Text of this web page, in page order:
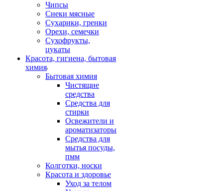
Чипсы
Снеки мясные
Сухарики, гренки
Орехи, семечки
Сухофрукты,
цукаты
Красота, гигиена, бытовая
химия
Бытовая химия
Чистящие
средства
Средства для
стирки
Освежители и
ароматизаторы
Средства для
мытья посуды,
пмм
Колготки, носки
Красота и здоровье
Уход за телом